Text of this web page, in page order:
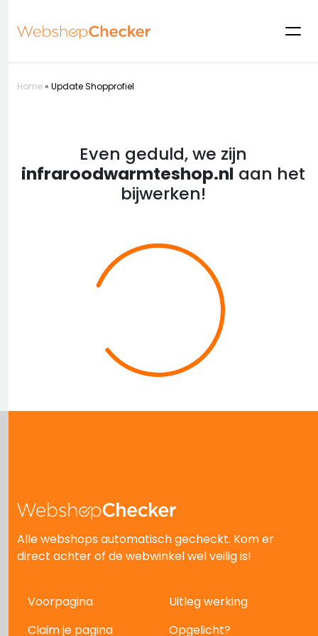
Home» Update Shopprofiel
Even geduld, we zijn
infraroodwarmteshop.nl aan het
bijwerken!
Alle webshops automatisch gecheckt. Kom er
direct achter of de webwinkel wel veilig is!
Voorpagina
Uitleg werking
Claim je pagina
Opgelicht?